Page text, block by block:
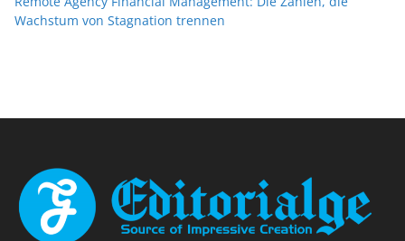
Wachstum von Stagnation trennen